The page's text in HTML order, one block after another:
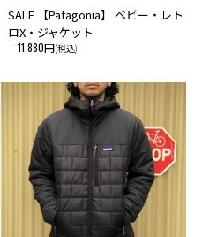
SALE 【Patagonia】 ベビー・レト
ロX・ジャケット
11,880円(税込)